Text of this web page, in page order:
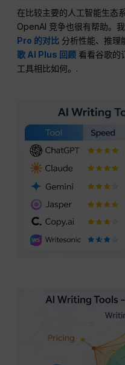
在比较主要的人工智能生态
OpenAI 竞争也很有帮助。
Pro 的对比 分析性能、推理
歌 AI Plus 回顾 看看谷歌的
工具相比如何。.